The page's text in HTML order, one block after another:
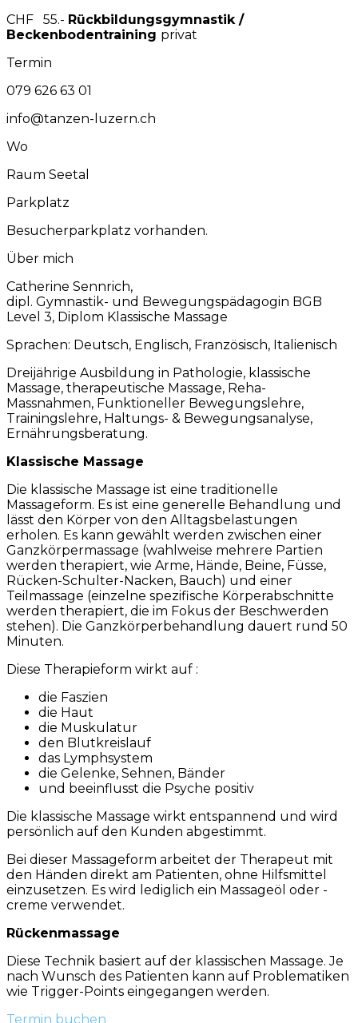
CHF 55.- Rückbildungsgymnastik /
Beckenbodentraining privat
Termin
079 626 63 01
info@tanzen-luzern.ch
Wo
Raum Seetal
Parkplatz
Besucherparkplatz vorhanden.
Über mich
Catherine Sennrich,
dipl. Gymnastik- und Bewegungspädagogin BGB
Level 3, Diplom Klassische Massage
Sprachen: Deutsch, Englisch, Französisch, Italienisch
Dreijährige Ausbildung in Pathologie, klassische
Massage, therapeutische Massage, Reha-
Massnahmen, Funktioneller Bewegungslehre,
Trainingslehre, Haltungs- & Bewegungsanalyse,
Ernährungsberatung.
Klassische Massage
Die klassische Massage ist eine traditionelle
Massageform. Es ist eine generelle Behandlung und
lässt den Körper von den Alltagsbelastungen
erholen. Es kann gewählt werden zwischen einer
Ganzkörpermassage (wahlweise mehrere Partien
werden therapiert, wie Arme, Hände, Beine, Füsse,
Rücken-Schulter-Nacken, Bauch) und einer
Teilmassage (einzelne spezifische Körperabschnitte
werden therapiert, die im Fokus der Beschwerden
stehen). Die Ganzkörperbehandlung dauert rund 50
Minuten.
Diese Therapieform wirkt auf :
die Faszien
die Haut
die Muskulatur
den Blutkreislauf
das Lymphsystem
die Gelenke, Sehnen, Bänder
und beeinflusst die Psyche positiv
Die klassische Massage wirkt entspannend und wird
persönlich auf den Kunden abgestimmt.
Bei dieser Massageform arbeitet der Therapeut mit
den Händen direkt am Patienten, ohne Hilfsmittel
einzusetzen. Es wird lediglich ein Massageöl oder -
creme verwendet.
Rückenmassage
Diese Technik basiert auf der klassischen Massage. Je
nach Wunsch des Patienten kann auf Problematiken
wie Trigger-Points eingegangen werden.
Termin buchen